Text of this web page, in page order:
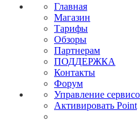
Главная
Магазин
Тарифы
Обзоры
Партнерам
ПОДДЕРЖКА
Контакты
Форум
Управление
Активировать Point